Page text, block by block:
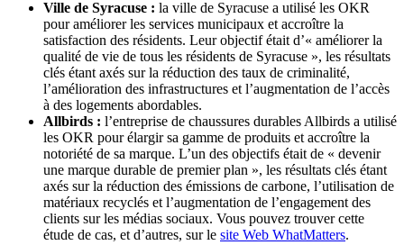
Ville de Syracuse : la ville de Syracuse a utilisé les OKR
pour améliorer les services municipaux et accroître la
satisfaction des résidents. Leur objectif était d’« améliorer la
qualité de vie de tous les résidents de Syracuse », les résultats
clés étant axés sur la réduction des taux de criminalité,
l’amélioration des infrastructures et l’augmentation de l’accès
à des logements abordables.
Allbirds : l’entreprise de chaussures durables Allbirds a utilisé
les OKR pour élargir sa gamme de produits et accroître la
notoriété de sa marque. L’un des objectifs était de « devenir
une marque durable de premier plan », les résultats clés étant
axés sur la réduction des émissions de carbone, l’utilisation de
matériaux recyclés et l’augmentation de l’engagement des
clients sur les médias sociaux. Vous pouvez trouver cette
étude de cas, et d’autres, sur le site Web WhatMatters.